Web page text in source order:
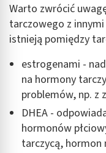
Warto zwrócić
tarczowego z
istnieją pomiędzy
estrogenami -
na hormony
problemów, np. z
DHEA -
hormonów
tarczycą, hormon